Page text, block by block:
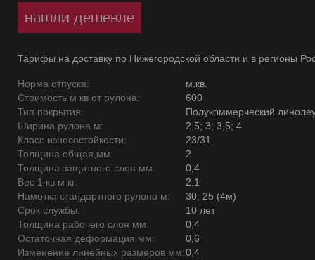
нашли дешевле
Тарифы на доставку по Нижегородской области и в регионы
Норма отпуска:
м.кв.
Стоимость м кв от рулона:
600
Тип покрытия:
Полукоммерческий
Ширина рулона м:
2,5; 3; 3,5; 4
Класс износостойкости:
23/31
Толщина общая,мм:
2
Толщина защитного слоя мм:
0,4
Вес 1 кв м кг:
2,1
Намотка стандартного рулона м:
30; 25 (4м)
Срок службы:
10 лет
Толщина рабочего слоя мм:
0,4
Остаточная деформация мм:
0,6
Изменение линейных размеров мм:0,4